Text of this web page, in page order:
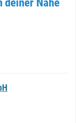
deiner Nähe